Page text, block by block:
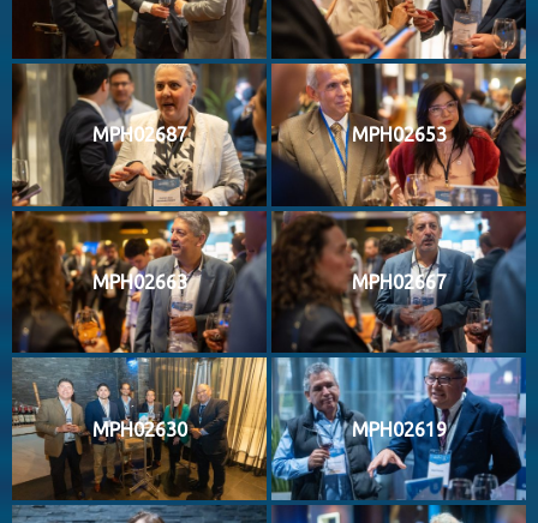
MPH02687 MPH02653
MPH02663 MPH02667
MPH02630 MPH02619